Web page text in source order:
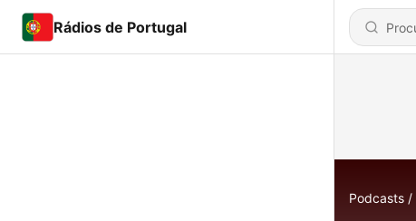
Rádios de Portugal
Podcasts